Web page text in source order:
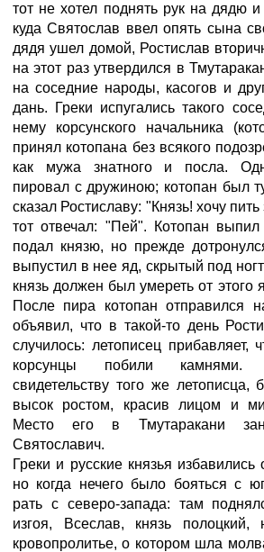
тот не хотел поднять рук на дядю
куда Святослав ввел опять сына
дядя ушел домой, Ростислав
на этот раз утвердился в
на соседние народы, касогов и
дань. Греки испугались такого
нему корсунского начальника
принял котопана без всякого
как мужа знатного и посла.
пировал с дружиною; котопан был
сказал Ростиславу: "Князь! хочу
тот отвечал: "Пей". Котопан выпил
подал князю, но прежде
выпустил в нее яд, скрытый под
князь должен был умереть от этого
После пира котопан отправился
объявил, что в такой-то день
случилось: летописец прибавляет,
корсунцы побили камнями.
свидетельству того же
высок ростом, красив лицом и
Место его в Тмутаракани
Святославич.
Греки и русские князья избавились
но когда нечего было бояться с
рать с северо-запада: там
изгоя, Всеслав, князь полоцкий,
кровопролитье, о котором шла